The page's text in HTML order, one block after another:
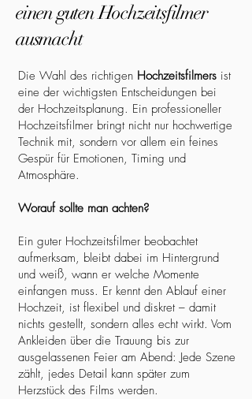
einen guten Hochzeitsfilmer
ausmacht
Die Wahl des richtigen Hochzeitsfilmers ist
eine der wichtigsten Entscheidungen bei
der Hochzeitsplanung. Ein professioneller
Hochzeitsfilmer bringt nicht nur hochwertige
Technik mit, sondern vor allem ein feines
Gespür für Emotionen, Timing und
Atmosphäre.
Worauf sollte man achten?
Ein guter Hochzeitsfilmer beobachtet
aufmerksam, bleibt dabei im Hintergrund
und weiß, wann er welche Momente
einfangen muss. Er kennt den Ablauf einer
Hochzeit, ist flexibel und diskret – damit
nichts gestellt, sondern alles echt wirkt. Vom
Ankleiden über die Trauung bis zur
ausgelassenen Feier am Abend: Jede Szene
zählt, jedes Detail kann später zum
Herzstück des Films werden.